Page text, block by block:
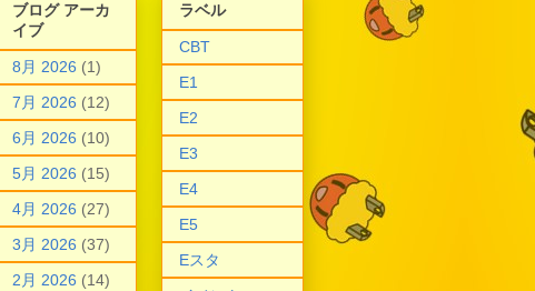
ブログ アーカ
イブ
8月 2026 (1)
7月 2026 (12)
6月 2026 (10)
5月 2026 (15)
4月 2026 (27)
3月 2026 (37)
2月 2026 (14)
ラベル
CBT
E1
E2
E3
E4
E5
Eスタ